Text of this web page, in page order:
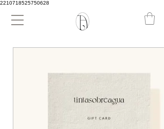
2210718525750628